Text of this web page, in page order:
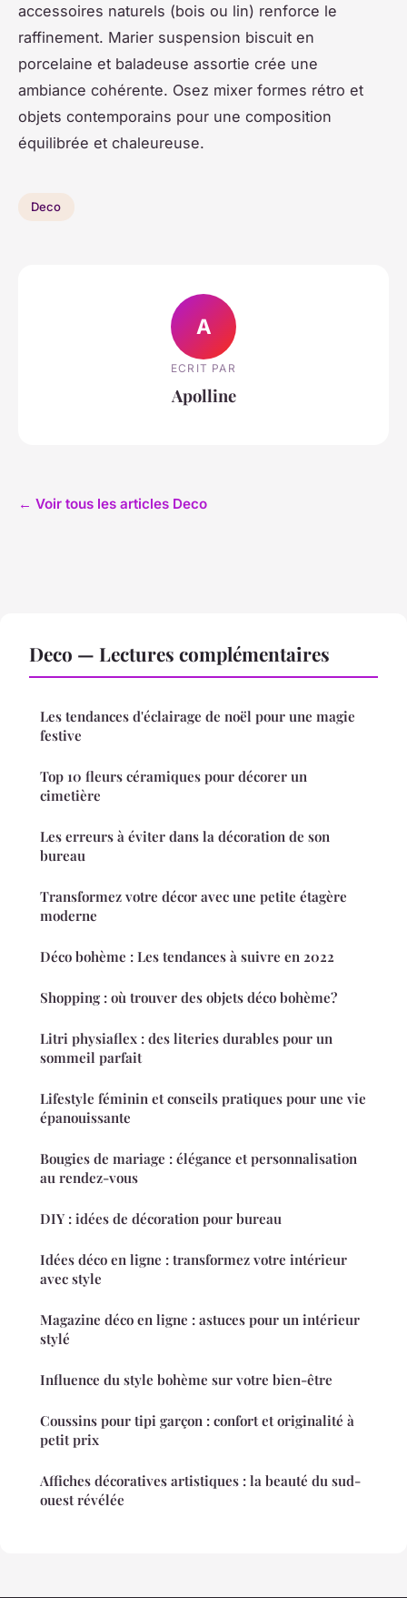
accessoires naturels (bois ou lin) renforce le
raffinement. Marier suspension biscuit en
porcelaine et baladeuse assortie crée une
ambiance cohérente. Osez mixer formes rétro et
objets contemporains pour une composition
équilibrée et chaleureuse.
Deco
A
ECRIT PAR
Apolline
← Voir tous les articles Deco
Deco — Lectures complémentaires
Les tendances d'éclairage de noël pour une magie
festive
Top 10 fleurs céramiques pour décorer un
cimetière
Les erreurs à éviter dans la décoration de son
bureau
Transformez votre décor avec une petite étagère
moderne
Déco bohème : Les tendances à suivre en 2022
Shopping : où trouver des objets déco bohème?
Litri physiaflex : des literies durables pour un
sommeil parfait
Lifestyle féminin et conseils pratiques pour une vie
épanouissante
Bougies de mariage : élégance et personnalisation
au rendez-vous
DIY : idées de décoration pour bureau
Idées déco en ligne : transformez votre intérieur
avec style
Magazine déco en ligne : astuces pour un intérieur
stylé
Influence du style bohème sur votre bien-être
Coussins pour tipi garçon : confort et originalité à
petit prix
Affiches décoratives artistiques : la beauté du sud-
ouest révélée